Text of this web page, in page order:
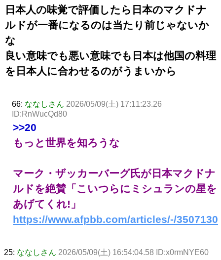
日本人の味覚で評価したら日本のマクドナ
ルドが一番になるのは当たり前じゃないか
な
良い意味でも悪い意味でも日本は他国の料理
を日本人に合わせるのがうまいから
66: ななしさん 2026/05/09(土) 17:11:23.26
ID:RnWucQd80
>>20
もっと世界を知ろうな
マーク・ザッカーバーグ氏が日本マクドナ
ルドを絶賛「こいつらにミシュランの星を
あげてくれ!」
https://www.afpbb.com/articles/-/3507130
25: ななしさん 2026/05/09(土) 16:54:04.58 ID:x0rmNYE60